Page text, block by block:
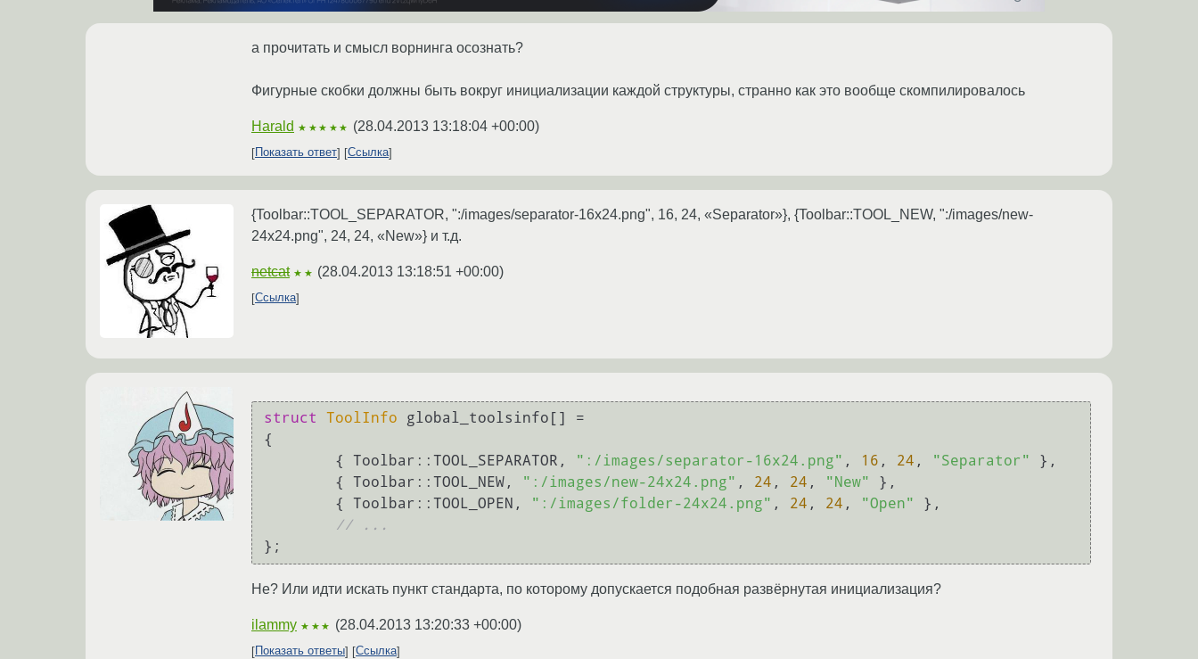
а прочитать и смысл ворнинга осознать?
Фигурные скобки должны быть вокруг инициализации каждой структуры, странно как это вообще скомпилировалось
Harald ★★★★★ (28.04.2013 13:18:04 +00:00)
Показать ответ Ссылка
{Toolbar::TOOL_SEPARATOR, ":/images/separator-16x24.png", 16, 24, «Separator»}, {Toolbar::TOOL_NEW, ":/images/new-
24x24.png", 24, 24, «New»} и т.д.
netcat ★★ (28.04.2013 13:18:51 +00:00)
Ссылка
struct ToolInfo global_toolsinfo[] =
{
	{ Toolbar::TOOL_SEPARATOR,
":/images/separator-16x24.png" , 16 , 24 , "Separator"
},
	{ Toolbar::TOOL_NEW,
":/images/new-24x24.png" , 24 , 24 , "New"
},
	{ Toolbar::TOOL_OPEN,
":/images/folder-24x24.png" , 24 , 24 , "Open"
},
// ...
};
Не? Или идти искать пункт стандарта, по которому допускается подобная развёрнутая инициализация?
ilammy ★★★ (28.04.2013 13:20:33 +00:00)
Показать ответы Ссылка